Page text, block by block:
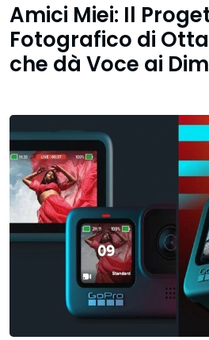
Amici Miei: Il
Fotografico di
che dà Voce ai